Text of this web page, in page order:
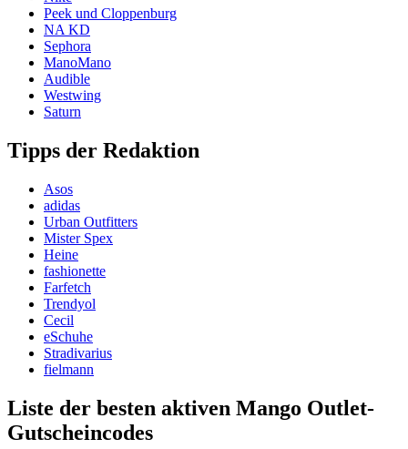
Peek und Cloppenburg
NA KD
Sephora
ManoMano
Audible
Westwing
Saturn
Tipps der Redaktion
Asos
adidas
Urban Outfitters
Mister Spex
Heine
fashionette
Farfetch
Trendyol
Cecil
eSchuhe
Stradivarius
fielmann
Liste der besten aktiven Mango Outlet-
Gutscheincodes